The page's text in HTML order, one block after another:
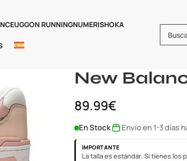
UGGON RUNNINGNUMERISHOKA
New
89.99€
En Stock Envío en 1-3 días
IMPORTANTE
La talla es estándar. Si tienes los